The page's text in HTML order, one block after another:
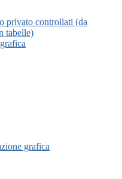
privato controllati (da
tabelle)
grafica